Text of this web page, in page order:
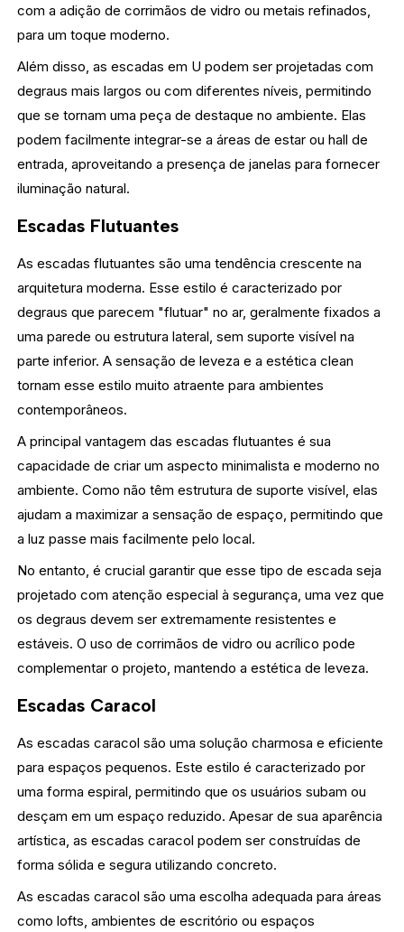
com a adição de corrimãos de vidro ou metais refinados,
para um toque moderno.
Além disso, as escadas em U podem ser projetadas com
degraus mais largos ou com diferentes níveis, permitindo
que se tornam uma peça de destaque no ambiente. Elas
podem facilmente integrar-se a áreas de estar ou hall de
entrada, aproveitando a presença de janelas para fornecer
iluminação natural.
Escadas Flutuantes
As escadas flutuantes são uma tendência crescente na
arquitetura moderna. Esse estilo é caracterizado por
degraus que parecem "flutuar" no ar, geralmente fixados a
uma parede ou estrutura lateral, sem suporte visível na
parte inferior. A sensação de leveza e a estética clean
tornam esse estilo muito atraente para ambientes
contemporâneos.
A principal vantagem das escadas flutuantes é sua
capacidade de criar um aspecto minimalista e moderno no
ambiente. Como não têm estrutura de suporte visível, elas
ajudam a maximizar a sensação de espaço, permitindo que
a luz passe mais facilmente pelo local.
No entanto, é crucial garantir que esse tipo de escada seja
projetado com atenção especial à segurança, uma vez que
os degraus devem ser extremamente resistentes e
estáveis. O uso de corrimãos de vidro ou acrílico pode
complementar o projeto, mantendo a estética de leveza.
Escadas Caracol
As escadas caracol são uma solução charmosa e eficiente
para espaços pequenos. Este estilo é caracterizado por
uma forma espiral, permitindo que os usuários subam ou
desçam em um espaço reduzido. Apesar de sua aparência
artística, as escadas caracol podem ser construídas de
forma sólida e segura utilizando concreto.
As escadas caracol são uma escolha adequada para áreas
como lofts, ambientes de escritório ou espaços